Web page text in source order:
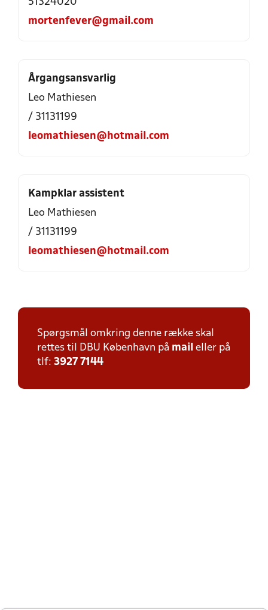
51324020
mortenfever@gmail.com
Årgangsansvarlig
Leo Mathiesen
/ 31131199
leomathiesen@hotmail.com
Kampklar assistent
Leo Mathiesen
/ 31131199
leomathiesen@hotmail.com
Spørgsmål omkring denne række skal
rettes til DBU København på mail eller på
tlf: 3927 7144